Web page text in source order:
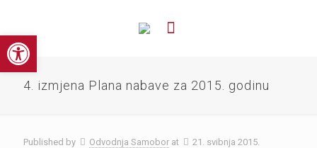
Open toolbar
4. izmjena Plana nabave za 2015. godinu
Published by Odvodnja Samobor at 21. svibnja 2015.